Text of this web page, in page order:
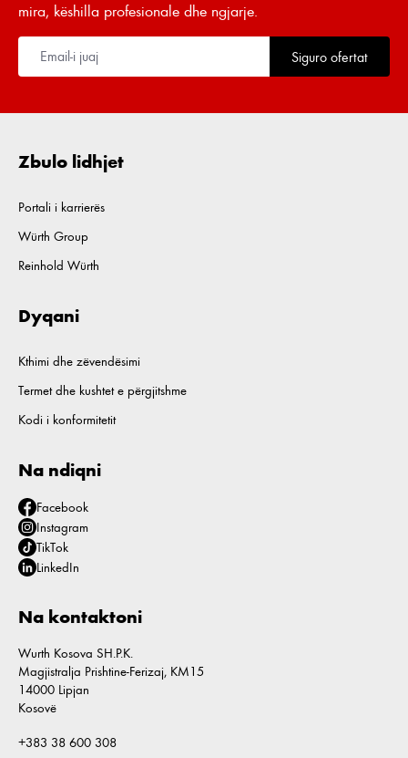
mira, këshilla profesionale dhe ngjarje.
Siguro ofertat
Zbulo lidhjet
Portali i karrierës
Würth Group
Reinhold Würth
Dyqani
Kthimi dhe zëvendësimi
Termet dhe kushtet e përgjitshme
Kodi i konformitetit
Na ndiqni
Facebook
Instagram
TikTok
LinkedIn
Na kontaktoni
Wurth Kosova SH.P.K.
Magjistralja Prishtine-Ferizaj, KM15
14000 Lipjan
Kosovë
+383 38 600 308